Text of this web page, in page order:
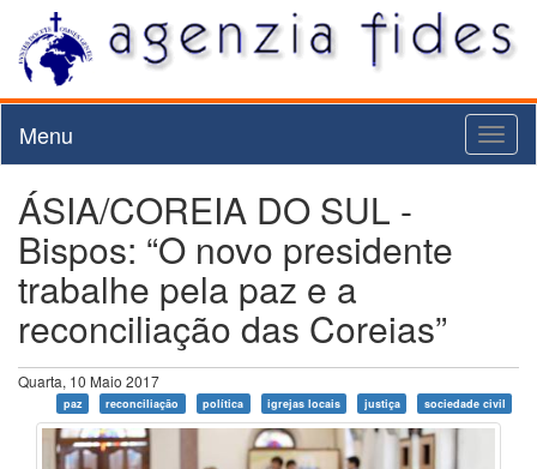
Menu
ÁSIA/COREIA DO SUL -
Bispos: “O novo presidente
trabalhe pela paz e a
reconciliação das Coreias”
Quarta, 10 Maio 2017
paz reconciliação política igrejas locais justiça sociedade civil